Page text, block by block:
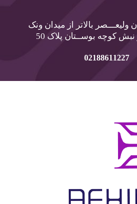
ولیعـــصر بالاتر از میدان ونک
کوچه بوســتان پلاک 50
02188611227